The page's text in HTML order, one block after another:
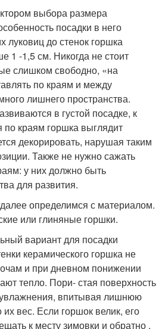
выбора размера
посадки в него
луковиц до стенок горшка
1 -1,5 см. Никогда не стоит
слишком свободно, «на
по краям и между
лишнего пространства.
в густой посадке, к
краям горшка выглядит
декорировать, нарушая таким
Также не нужно сажать
у них должно быть
для развития.
определимся с материалом.
или глиняные горшки.
вариант для посадки
керамического горшка не
и при дневном понижении
тепло. Пори- стая поверхность
впитывая лишнюю
вес. Если горшок велик, его
к месту зимовки и обратно .